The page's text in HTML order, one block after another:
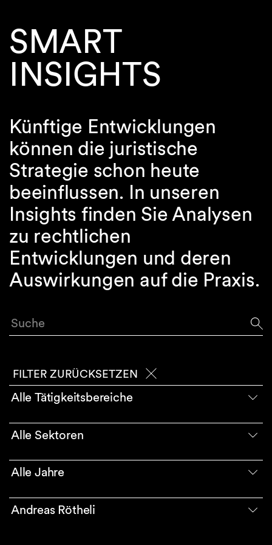
SMART
INSIGHTS
Künftige Entwicklungen
können die juristische
Strategie schon heute
beeinflussen. In unseren
Insights finden Sie Analysen
zu rechtlichen
Entwicklungen und deren
Auswirkungen auf die Praxis.
Suche
FILTER ZURÜCKSETZEN
Alle Tätigkeitsbereiche
Alle Sektoren
Alle Jahre
Andreas Rötheli